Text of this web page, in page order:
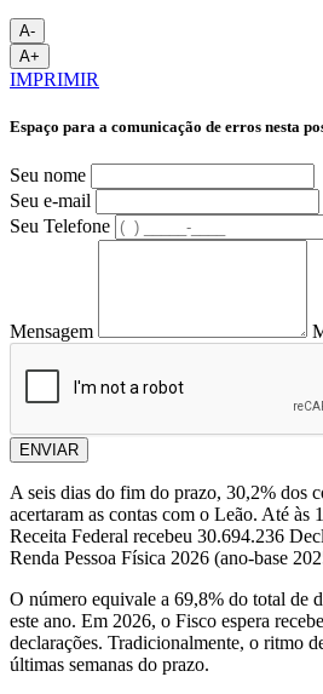
A-
A+
IMPRIMIR
Espaço para a comunicação de erros nesta
Seu nome
Seu e-mail
Seu Telefone
Mensagem
ENVIAR
A seis dias do fim do prazo, 30,2% dos
acertaram as contas com o Leão. Até às
Receita Federal recebeu 30.694.236
Renda Pessoa Física 2026 (ano-base
O número equivale a 69,8% do total de
este ano. Em 2026, o Fisco espera
declarações. Tradicionalmente, o ritmo
últimas semanas do prazo.